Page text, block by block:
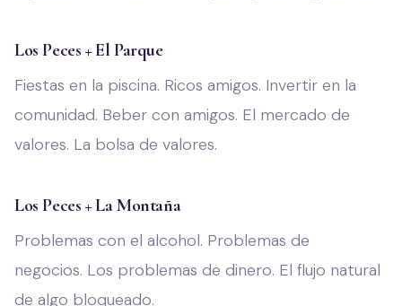
Los Peces + El Parque
Fiestas en la piscina. Ricos amigos. Invertir en la
comunidad. Beber con amigos. El mercado de
valores. La bolsa de valores.
Los Peces + La Montaña
Problemas con el alcohol. Problemas de
negocios. Los problemas de dinero. El flujo natural
de algo bloqueado.